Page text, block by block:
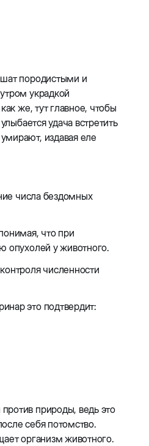
породистыми и
украдкой
же, тут главное, чтобы
удача встретить
издавая еле
числа бездомных
что при
опухолей у животного.
численности
это подтвердит:
природы, ведь это
себя потомство.
организм животного.